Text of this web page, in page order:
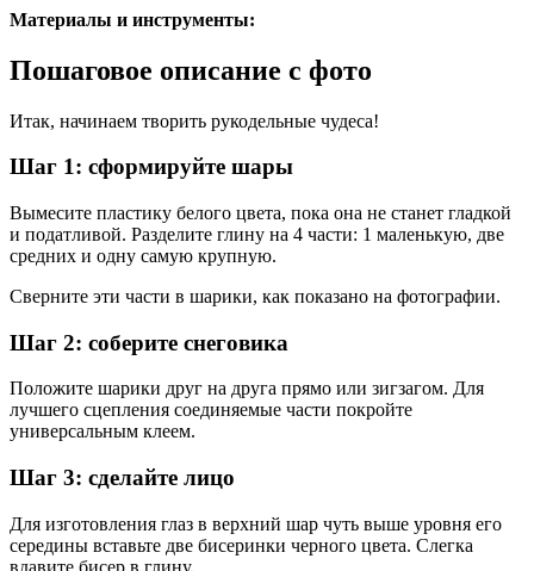
Материалы и инструменты:
Пошаговое описание с фото
Итак, начинаем творить рукодельные чудеса!
Шаг 1: сформируйте шары
Вымесите пластику белого цвета, пока она не станет гладкой
и податливой. Разделите глину на 4 части: 1 маленькую, две
средних и одну самую крупную.
Сверните эти части в шарики, как показано на фотографии.
Шаг 2: соберите снеговика
Положите шарики друг на друга прямо или зигзагом. Для
лучшего сцепления соединяемые части покройте
универсальным клеем.
Шаг 3: сделайте лицо
Для изготовления глаз в верхний шар чуть выше уровня его
середины вставьте две бисеринки черного цвета. Слегка
вдавите бисер в глину.